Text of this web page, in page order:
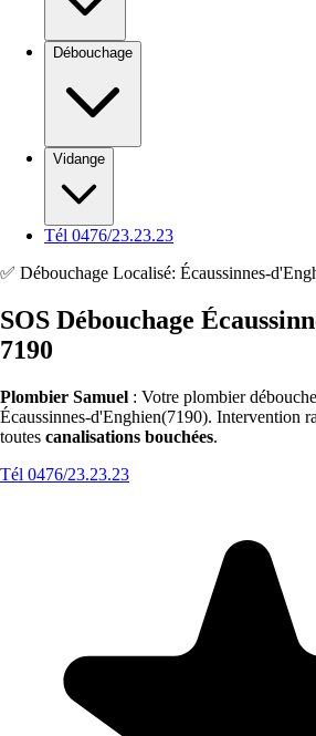
Débouchage
Vidange
Tél 0476/23.23.23
✅ Débouchage Localisé: Écaussinnes-
SOS Débouchage
7190
Plombier Samuel : Votre plombier
Écaussinnes-d'Enghien(7190). Intervention
toutes canalisations bouchées.
Tél 0476/23.23.23